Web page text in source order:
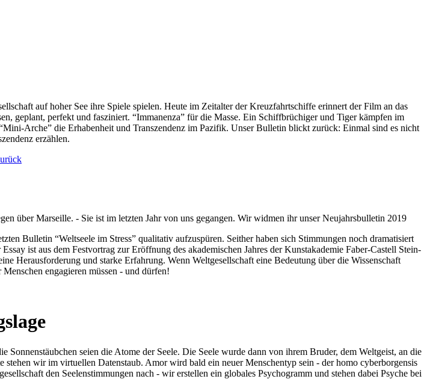
auf hoher See ihre Spiele spielen. Heute im Zeitalter der Kreuzfahrtschiffe erinnert der Film an das
geplant, perfekt und fasziniert. “Immanenza” für die Masse. Ein Schiffbrüchiger und Tiger kämpfen im
Arche” die Erhabenheit und Transzendenz im Pazifik. Unser Bulletin blickt zurück: Einmal sind es nicht
erzählen.
über Marseille. - Sie ist im letzten Jahr von uns gegangen. Wir widmen ihr unser Neujahrsbulletin 2019
Bulletin “Weltseele im Stress” qualitativ aufzuspüren. Seither haben sich Stimmungen noch dramatisiert
ist aus dem Festvortrag zur Eröffnung des akademischen Jahres der Kunstakademie Faber-Castell Stein-
Herausforderung und starke Erfahrung. Wenn Weltgesellschaft eine Bedeutung über die Wissenschaft
engagieren müssen - und dürfen!
seien die Atome der Seele. Die Seele wurde dann von ihrem Bruder, dem Weltgeist, an die
wir im virtuellen Datenstaub. Amor wird bald ein neuer Menschentyp sein - der homo cyberborgensis
den Seelenstimmungen nach - wir erstellen ein globales Psychogramm und stehen dabei Psyche bei